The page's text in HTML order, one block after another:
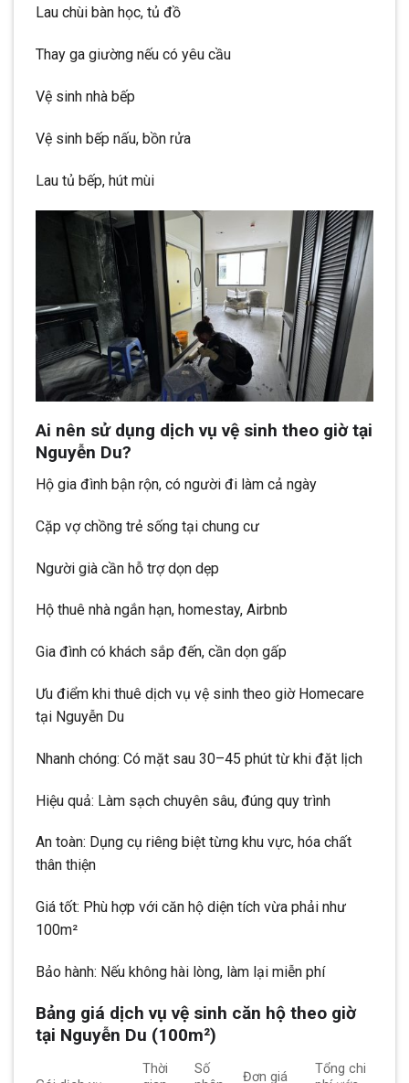
Lau chùi bàn học, tủ đồ
Thay ga giường nếu có yêu cầu
Vệ sinh nhà bếp
Vệ sinh bếp nấu, bồn rửa
Lau tủ bếp, hút mùi
Ai nên sử dụng dịch vụ vệ sinh theo giờ tại
Nguyễn Du?
Hộ gia đình bận rộn, có người đi làm cả ngày
Cặp vợ chồng trẻ sống tại chung cư
Người già cần hỗ trợ dọn dẹp
Hộ thuê nhà ngắn hạn, homestay, Airbnb
Gia đình có khách sắp đến, cần dọn gấp
Ưu điểm khi thuê dịch vụ vệ sinh theo giờ Homecare
tại Nguyễn Du
Nhanh chóng: Có mặt sau 30–45 phút từ khi đặt lịch
Hiệu quả: Làm sạch chuyên sâu, đúng quy trình
An toàn: Dụng cụ riêng biệt từng khu vực, hóa chất
thân thiện
Giá tốt: Phù hợp với căn hộ diện tích vừa phải như
100m²
Bảo hành: Nếu không hài lòng, làm lại miễn phí
Bảng giá dịch vụ vệ sinh căn hộ theo giờ
tại Nguyễn Du (100m²)
Thời
Số
Đơn giá
Tổng chi